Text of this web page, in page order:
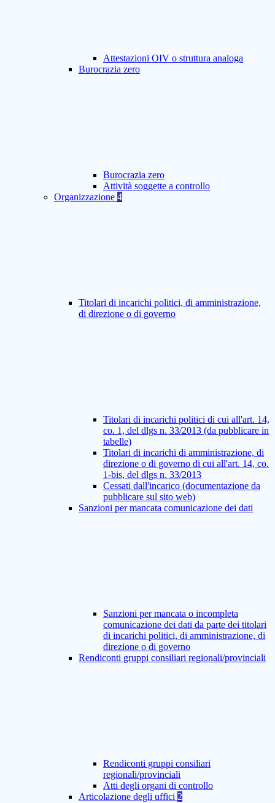
Attestazioni OIV o struttura analoga
Burocrazia zero
Burocrazia zero
Attività soggette a controllo
Organizzazione 4
Titolari di incarichi politici, di amministrazione,
di direzione o di governo
Titolari di incarichi politici di cui all'art. 14,
co. 1, del dlgs n. 33/2013 (da pubblicare in
tabelle)
Titolari di incarichi di amministrazione, di
direzione o di governo di cui all'art. 14, co.
1-bis, del dlgs n. 33/2013
Cessati dall'incarico (documentazione da
pubblicare sul sito web)
Sanzioni per mancata comunicazione dei dati
Sanzioni per mancata o incompleta
comunicazione dei dati da parte dei titolari
di incarichi politici, di amministrazione, di
direzione o di governo
Rendiconti gruppi consiliari regionali/provinciali
Rendiconti gruppi consiliari
regionali/provinciali
Atti degli organi di controllo
Articolazione degli uffici 2